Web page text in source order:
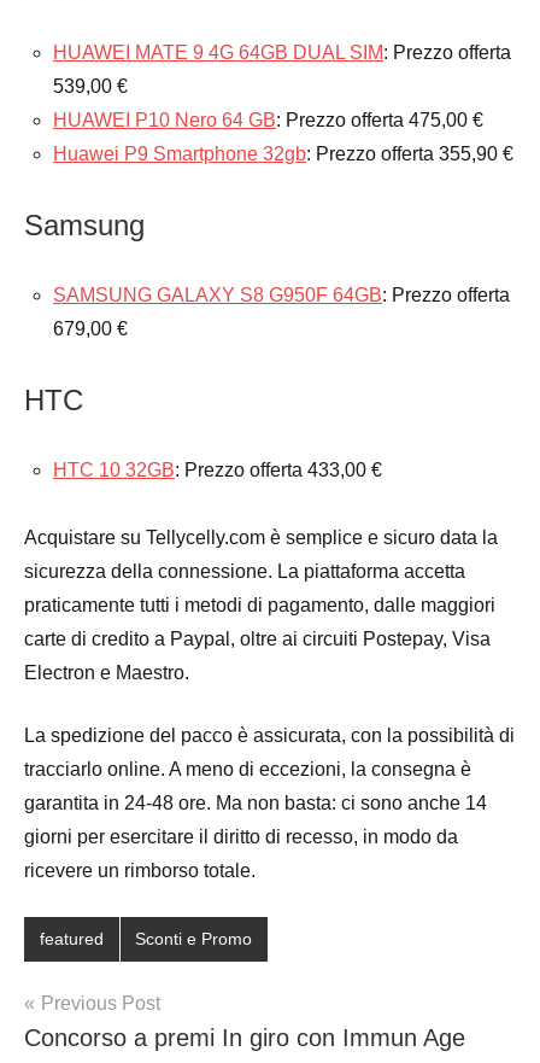
HUAWEI MATE 9 4G 64GB DUAL SIM: Prezzo offerta
539,00 €
HUAWEI P10 Nero 64 GB: Prezzo offerta 475,00 €
Huawei P9 Smartphone 32gb: Prezzo offerta 355,90 €
Samsung
SAMSUNG GALAXY S8 G950F 64GB: Prezzo offerta
679,00 €
HTC
HTC 10 32GB: Prezzo offerta 433,00 €
Acquistare su Tellycelly.com è semplice e sicuro data la
sicurezza della connessione. La piattaforma accetta
praticamente tutti i metodi di pagamento, dalle maggiori
carte di credito a Paypal, oltre ai circuiti Postepay, Visa
Electron e Maestro.
La spedizione del pacco è assicurata, con la possibilità di
tracciarlo online. A meno di eccezioni, la consegna è
garantita in 24-48 ore. Ma non basta: ci sono anche 14
giorni per esercitare il diritto di recesso, in modo da
ricevere un rimborso totale.
featured Sconti e Promo
Post
navigation
Previous Post
Concorso a premi In giro con Immun Age